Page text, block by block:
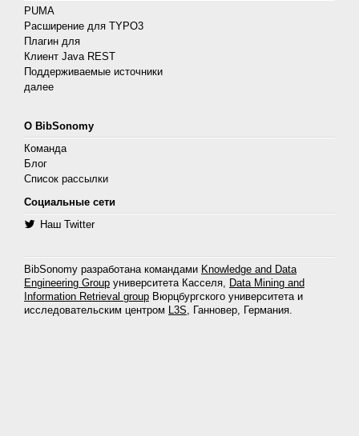
PUMA
Расширение для TYPO3
Плагин для
Клиент Java REST
Поддерживаемые источники
далее
О BibSonomy
Команда
Блог
Список рассылки
Социальные сети
Наш Twitter
BibSonomy разработана командами Knowledge and Data
Engineering Group университета Касселя, Data Mining and
Information Retrieval group Вюрцбургского университета и
исследовательским центром L3S, Ганновер, Германия.